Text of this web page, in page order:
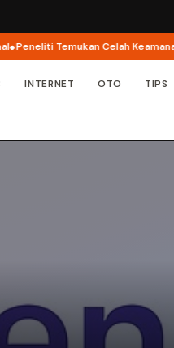
Temukan Celah Keamanan di
INTERNET OTO TIPS